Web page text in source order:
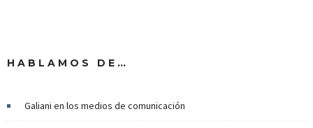
HABLAMOS DE…
Galiani en los medios de comunicación